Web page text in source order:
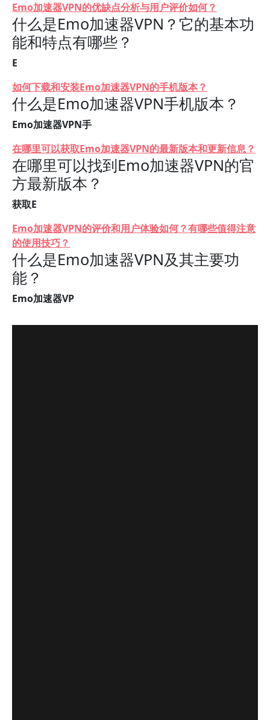
Emo加速器VPN的优缺点分析与用户评价如何？
什么是Emo加速器VPN？它的基本功
能和特点有哪些？
E
如何下载和安装Emo加速器VPN的手机版本？
什么是Emo加速器VPN手机版本？
Emo加速器VPN手
在哪里可以获取Emo加速器VPN的最新版本和更新信息？
在哪里可以找到Emo加速器VPN的官
方最新版本？
获取E
Emo加速器VPN的评价和用户体验如何？有哪些值得注意
的使用技巧？
什么是Emo加速器VPN及其主要功
能？
Emo加速器VP